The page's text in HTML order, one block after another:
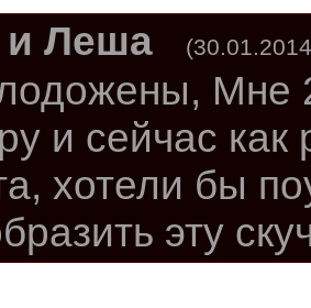
и Леша
Мне
и сейчас
хотели бы
эту